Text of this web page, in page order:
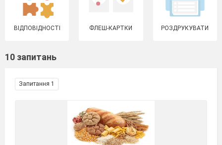
ВІДПОВІДНОСТІ ФЛЕШ-КАРТКИ РОЗДРУКУВАТИ
10 запитань
Запитання 1